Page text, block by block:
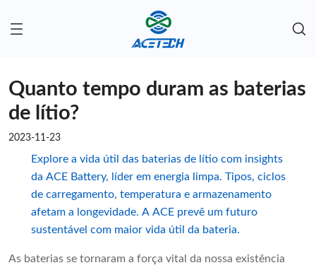
Quanto tempo duram as baterias
de lítio?
2023-11-23
Explore a vida útil das baterias de lítio com insights
da ACE Battery, líder em energia limpa. Tipos, ciclos
de carregamento, temperatura e armazenamento
afetam a longevidade. A ACE prevê um futuro
sustentável com maior vida útil da bateria.
As baterias se tornaram a força vital da nossa existência